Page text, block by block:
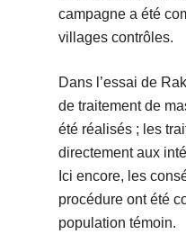
campagne a été
villages contrôles.
Dans l’essai de
de traitement de
été réalisés ; les
directement aux
Ici encore, les
procédure ont été
population témoin.